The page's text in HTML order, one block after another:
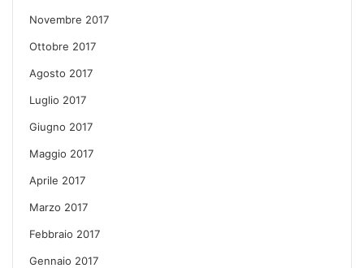
Novembre 2017
Ottobre 2017
Agosto 2017
Luglio 2017
Giugno 2017
Maggio 2017
Aprile 2017
Marzo 2017
Febbraio 2017
Gennaio 2017